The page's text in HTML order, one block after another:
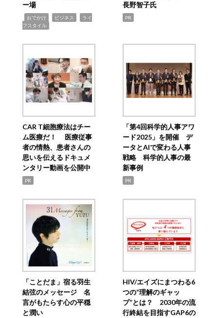
ー場
おでかけ ビジネス
ライ
フスタイル
長野智子氏
PR
CAR T細胞療法はチー
ム医療だ！ 医療従事
者の情熱、患者さんの
思いを伝えるドキュメ
ンタリー動画を公開中
PR
「第4回科学的人事アワ
ード2025」を開催 デ
ータとAIで変わる人事
戦略 科学的人事の最
新事例
PR
「ことだま」宿る羽生
結弦のメッセージ 名
言がもたらす心の平穏
と潤い
HIV/エイズにまつわる6
つの“理解のギャッ
プ”とは？ 2030年の流
行終結を目指すGAP6の